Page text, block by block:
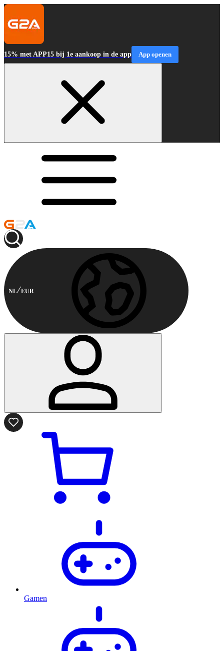
15% met APP15 bij 1e aankoop in de app App openen
NL EUR
Gamen